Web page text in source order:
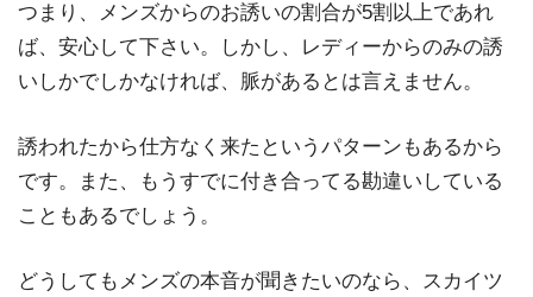
つまり、メンズからのお誘いの割合が5割以上であれ
ば、安心して下さい。しかし、レディーからのみの誘
いしかでしかなければ、脈があるとは言えません。
誘われたから仕方なく来たというパターンもあるから
です。また、もうすでに付き合ってる勘違いしている
こともあるでしょう。
どうしてもメンズの本音が聞きたいのなら、スカイツ